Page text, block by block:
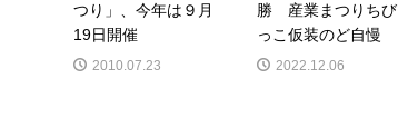
つり」、今年は９月
19日開催
2010.07.23
勝 産業まつりちび
っこ仮装のど自慢
2022.12.06